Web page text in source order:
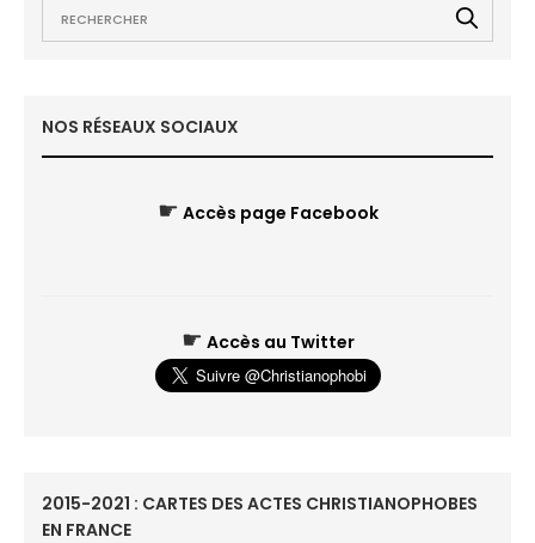
NOS RÉSEAUX SOCIAUX
☛ Accès page Facebook
☛ Accès au Twitter
2015-2021 : CARTES DES ACTES CHRISTIANOPHOBES
EN FRANCE